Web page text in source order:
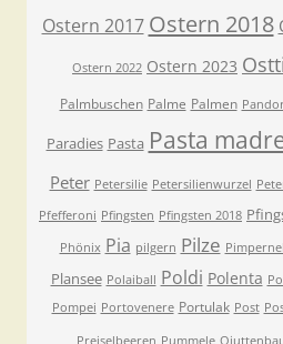
Ostern 2017 Ostern 2018
Ostern 2022 Ostern 2023
Palmbuschen Palme Palmen
Paradies Pasta Pasta
Peter Petersilie Petersilienwurzel
Pfefferoni Pfingsten Pfingsten 2018
Phönix Pia pilgern Pilze
Plansee Polaiball Poldi Polenta
Pompei Portovenere Portulak Post
Preiselbeeren Pummele